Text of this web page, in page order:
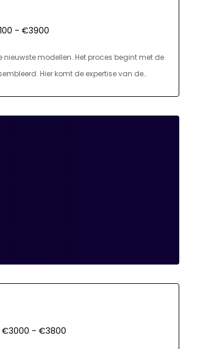
- €3900
modellen. Het proces begint met de
Hier komt de expertise van de
€3000 - €3800